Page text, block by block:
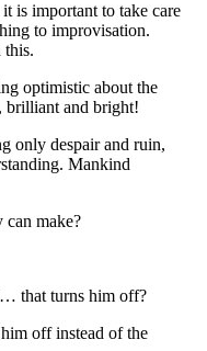
is important to take care
to improvisation.
this.
optimistic about the
and bright!
only despair and ruin,
Mankind
can make?
that turns him off?
off instead of the